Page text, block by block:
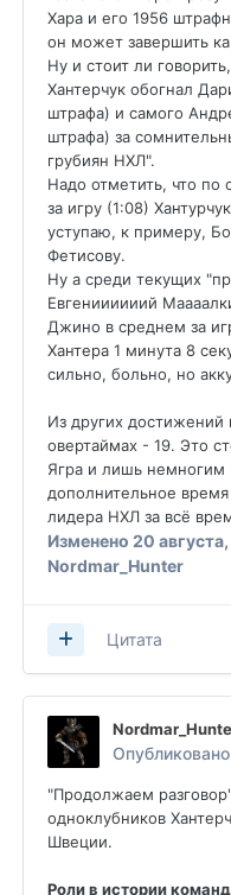
Хара и его 1956
он может завершить
Ну и стоит ли
Хантерчук обогнал
штрафа) и самого
штрафа) за
грубиян НХЛ".
Надо отметить, что
за игру (1:08)
уступаю, к примеру,
Фетисову.
Ну а среди текущих
Евгениииииий
Джино в среднем за
Хантера 1 минута 8
сильно, больно, но
Из других достижений
овертаймах - 19. Это
Ягра и лишь
дополнительное
лидера НХЛ за всё
Изменено 20
Nordmar_Hunter
Цитата
Опубликовано
"Продолжаем
одноклубников
Швеции.
Роли в истории